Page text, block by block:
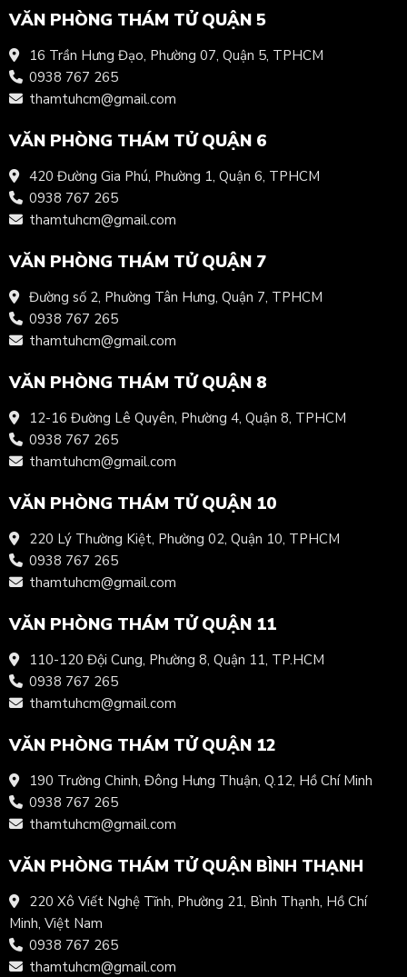
VĂN PHÒNG THÁM TỬ QUẬN 5
16 Trần Hưng Đạo, Phường 07, Quận 5, TPHCM
0938 767 265
thamtuhcm@gmail.com
VĂN PHÒNG THÁM TỬ QUẬN 6
420 Đường Gia Phú, Phường 1, Quận 6, TPHCM
0938 767 265
thamtuhcm@gmail.com
VĂN PHÒNG THÁM TỬ QUẬN 7
Đường số 2, Phường Tân Hưng, Quận 7, TPHCM
0938 767 265
thamtuhcm@gmail.com
VĂN PHÒNG THÁM TỬ QUẬN 8
12-16 Đường Lê Quyên, Phường 4, Quận 8, TPHCM
0938 767 265
thamtuhcm@gmail.com
VĂN PHÒNG THÁM TỬ QUẬN 10
220 Lý Thường Kiệt, Phường 02, Quận 10, TPHCM
0938 767 265
thamtuhcm@gmail.com
VĂN PHÒNG THÁM TỬ QUẬN 11
110-120 Đội Cung, Phường 8, Quận 11, TP.HCM
0938 767 265
thamtuhcm@gmail.com
VĂN PHÒNG THÁM TỬ QUẬN 12
190 Trường Chinh, Đông Hưng Thuận, Q.12, Hồ Chí Minh
0938 767 265
thamtuhcm@gmail.com
VĂN PHÒNG THÁM TỬ QUẬN BÌNH THẠNH
220 Xô Viết Nghệ Tĩnh, Phường 21, Bình Thạnh, Hồ Chí
Minh, Việt Nam
0938 767 265
thamtuhcm@gmail.com